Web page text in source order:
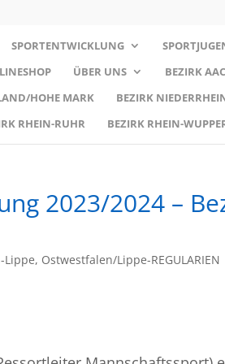
SPORTENTWICKLUNG
ÜBER UNS BEZIRK
HOHE MARK BEZIRK
RHEIN-RUHR BEZIRK RHEIN-
2023/2024 –
Lippe, Ostwestfalen/Lippe-REGULARIEN